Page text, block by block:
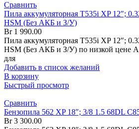
Сравнить
Пила аккумуляторная T535i XP 12″;
HSM (Без АКБ и З/У)
Br1 990.00
Пила аккумуляторная T535i XP 12″;
HSM (Без АКБ и З/У) по низкой цене
для
Добавить в список желаний
В корзину
Быстрый просмотр
Сравнить
Бензопила 562 XP 18″; 3/8 1.5 68DL
Br3 300.00